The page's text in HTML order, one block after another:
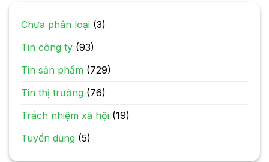
Chưa phân loại (3)
Tin công ty (93)
Tin sản phẩm (729)
Tin thị trường (76)
Trách nhiệm xã hội (19)
Tuyển dụng (5)